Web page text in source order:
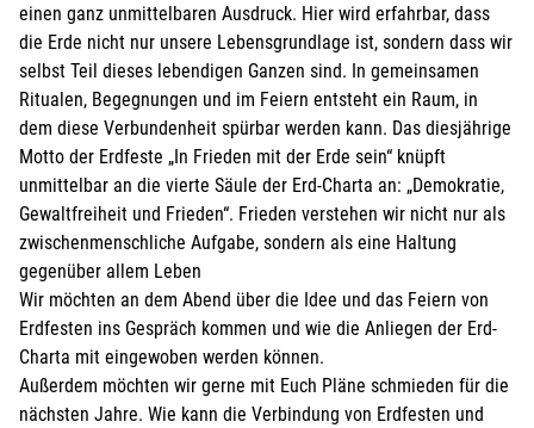
einen ganz unmittelbaren Ausdruck. Hier wird erfahrbar, dass
die Erde nicht nur unsere Lebensgrundlage ist, sondern dass wir
selbst Teil dieses lebendigen Ganzen sind. In gemeinsamen
Ritualen, Begegnungen und im Feiern entsteht ein Raum, in
dem diese Verbundenheit spürbar werden kann. Das diesjährige
Motto der Erdfeste „In Frieden mit der Erde sein“ knüpft
unmittelbar an die vierte Säule der Erd-Charta an: „Demokratie,
Gewaltfreiheit und Frieden“. Frieden verstehen wir nicht nur als
zwischenmenschliche Aufgabe, sondern als eine Haltung
gegenüber allem Leben
Wir möchten an dem Abend über die Idee und das Feiern von
Erdfesten ins Gespräch kommen und wie die Anliegen der Erd-
Charta mit eingewoben werden können.
Außerdem möchten wir gerne mit Euch Pläne schmieden für die
nächsten Jahre. Wie kann die Verbindung von Erdfesten und